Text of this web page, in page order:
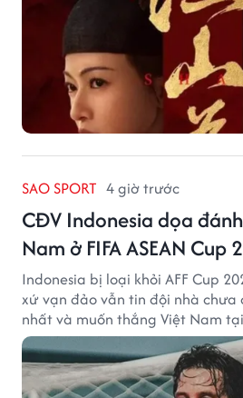
SAO SPORT 4 giờ trước
CĐV Indonesia dọa
Nam ở FIFA ASEAN Cup
Indonesia bị loại khỏi AFF Cup
xứ vạn đảo vẫn tin đội nhà chưa
nhất và muốn thắng Việt Nam tại
2026.